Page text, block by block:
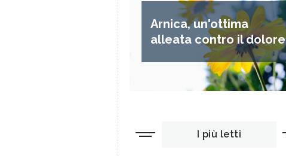
Arnica, un'ottima
alleata contro il dolore
I più letti